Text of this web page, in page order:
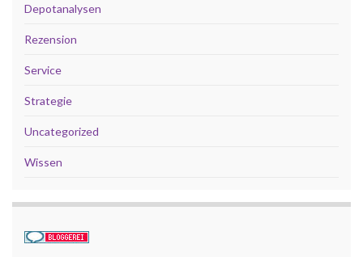
Depotanalysen
Rezension
Service
Strategie
Uncategorized
Wissen